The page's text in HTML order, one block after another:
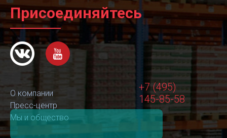
Присоединяйтесь
О компании
Пресс-центр
Мы и общество
+7 (495)
145-85-58